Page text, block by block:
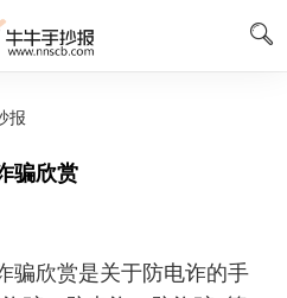
报
骗欣赏
骗欣赏是关于防电诈的手